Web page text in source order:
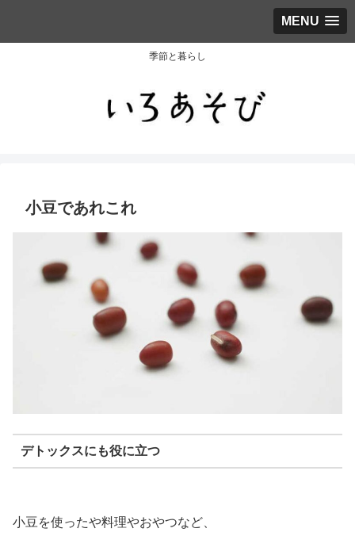
MENU
季節と暮らし
小豆であれこれ
デトックスにも役に立つ
小豆を使ったや料理やおやつなど、